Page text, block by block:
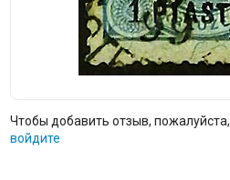
Чтобы добавить отзыв, пожалуйста,
войдите